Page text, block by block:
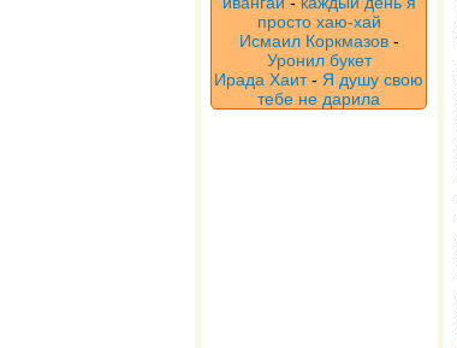
просто хаю-хай
Исмаил Коркмазов-
Уронил букет
Ирада Хаит- Я душу свою
тебе не дарила